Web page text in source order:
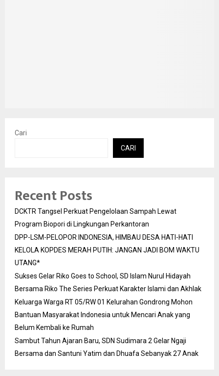
Cari
CARI
Recent Posts
DCKTR Tangsel Perkuat Pengelolaan Sampah Lewat
Program Biopori di Lingkungan Perkantoran
DPP-LSM-PELOPOR INDONESIA, HIMBAU DESA HATI-HATI
KELOLA KOPDES MERAH PUTIH: JANGAN JADI BOM WAKTU
UTANG*
Sukses Gelar Riko Goes to School, SD Islam Nurul Hidayah
Bersama Riko The Series Perkuat Karakter Islami dan Akhlak
Keluarga Warga RT 05/RW 01 Kelurahan Gondrong Mohon
Bantuan Masyarakat Indonesia untuk Mencari Anak yang
Belum Kembali ke Rumah
Sambut Tahun Ajaran Baru, SDN Sudimara 2 Gelar Ngaji
Bersama dan Santuni Yatim dan Dhuafa Sebanyak 27 Anak